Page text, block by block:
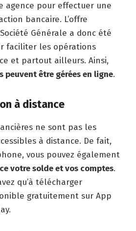
agence pour effectuer une
bancaire. L’offre
Générale a donc été
faciliter les opérations
et partout ailleurs. Ainsi,
peuvent être gérées en ligne.
à distance
ne sont pas les
à distance. De fait,
vous pouvez également
votre solde et vos comptes.
qu’à télécharger
gratuitement sur App